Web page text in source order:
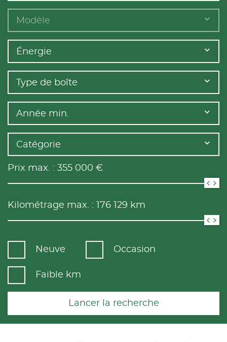
Modèle
Énergie
Type de boîte
Année min.
Catégorie
Prix max. : 355 000 €
Kilométrage max. : 176 129 km
Neuve Occasion
Faible km
Lancer la recherche